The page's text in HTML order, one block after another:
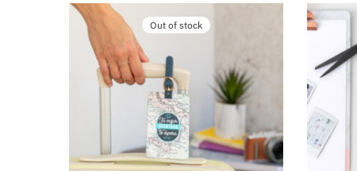
Out of stock